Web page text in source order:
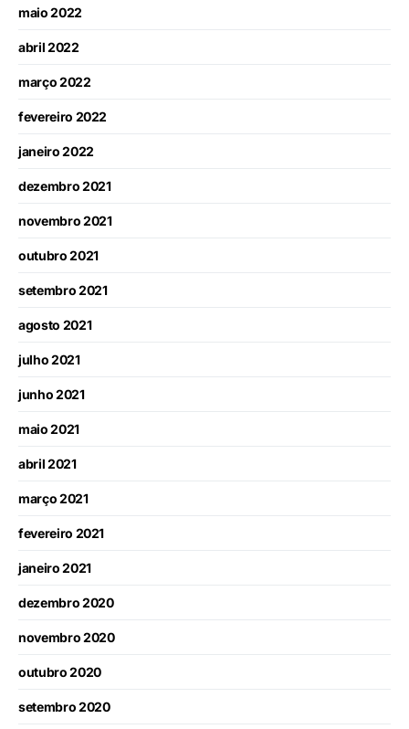
maio 2022
abril 2022
março 2022
fevereiro 2022
janeiro 2022
dezembro 2021
novembro 2021
outubro 2021
setembro 2021
agosto 2021
julho 2021
junho 2021
maio 2021
abril 2021
março 2021
fevereiro 2021
janeiro 2021
dezembro 2020
novembro 2020
outubro 2020
setembro 2020